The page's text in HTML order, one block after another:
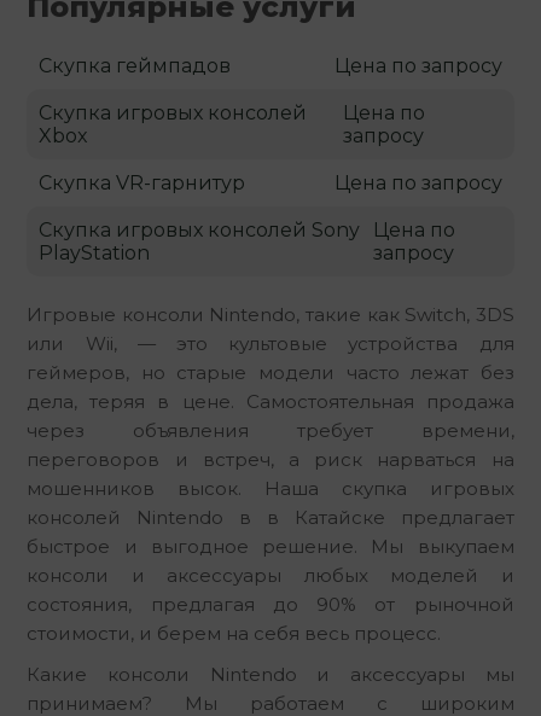
Игровые консоли Nintendo, такие как Switch, 3DS
или Wii, — это культовые устройства для
геймеров, но старые модели часто лежат без
дела, теряя в цене. Самостоятельная продажа
через объявления требует времени,
переговоров и встреч, а риск нарваться на
мошенников высок. Наша скупка игровых
консолей Nintendo в в Катайске предлагает
быстрое и выгодное решение. Мы выкупаем
консоли и аксессуары любых моделей и
состояния, предлагая до 90% от рыночной
стоимости, и берем на себя весь процесс.
Какие консоли Nintendo и аксессуары мы
принимаем? Мы работаем с широким
Скупка геймпадов Цена по запросу
Скупка игровых консолей
Xbox
Цена по
запросу
Скупка VR-гарнитур Цена по запросу
Скупка игровых консолей Sony
PlayStation
Цена по
запросу